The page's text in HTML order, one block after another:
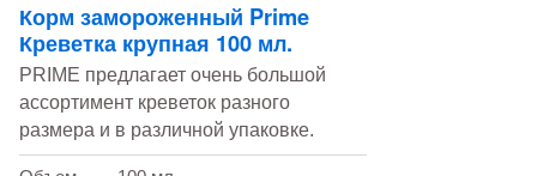
Корм замороженный Prime
Креветка крупная 100 мл.
PRIME предлагает очень большой
ассортимент креветок разного
размера и в различной упаковке.